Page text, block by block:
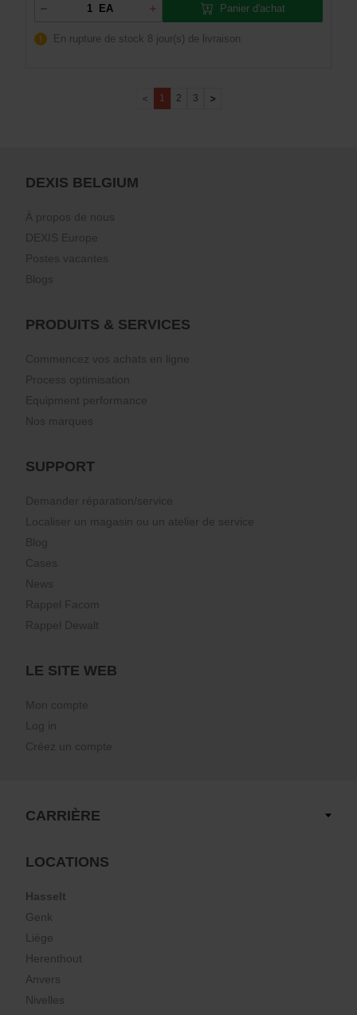
EA Panier d'achat
En rupture de stock 8 jour(s) de livraison
1 2 3
DEXIS BELGIUM
À propos de nous
DEXIS Europe
Postes vacantes
Blogs
PRODUITS & SERVICES
Commencez vos achats en ligne
Process optimisation
Equipment performance
Nos marques
SUPPORT
Demander réparation/service
Localiser un magasin ou un atelier de service
Blog
Cases
News
Rappel Facom
Rappel Dewalt
LE SITE WEB
Mon compte
Log in
Créez un compte
CARRIÈRE
LOCATIONS
Hasselt
Genk
Liège
Herenthout
Anvers
Nivelles